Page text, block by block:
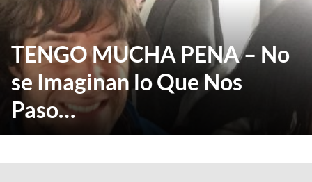
TENGO MUCHA PENA – No
se Imaginan lo Que Nos
Paso…